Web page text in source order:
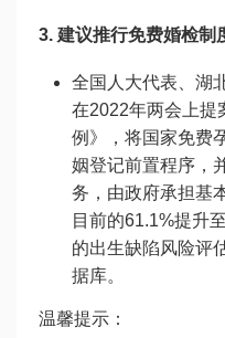
3. 建议推行免费婚检制
全国人大代表、湖
在2022年两会上提
例》，将国家免费
姻登记前置程序，
务，由政府承担基
目前的61.1%提升
的出生缺陷风险评
据库。
温馨提示：